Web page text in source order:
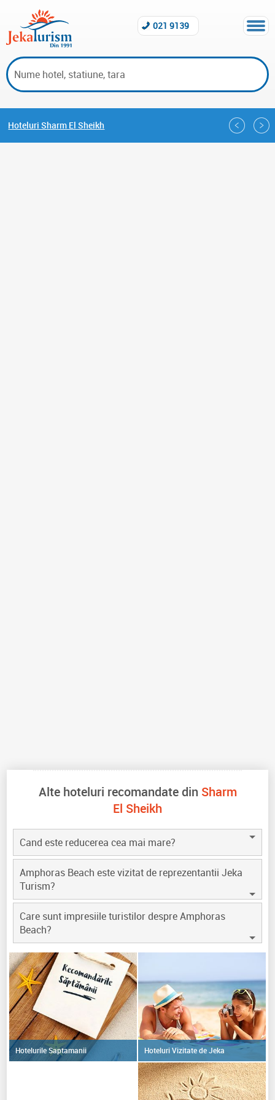
021 9139
Hoteluri Sharm El Sheikh
Alte hoteluri recomandate din Sharm
El Sheikh
Cand este reducerea cea mai mare?
Amphoras Beach este vizitat de reprezentantii Jeka
Turism?
Care sunt impresiile turistilor despre Amphoras
Beach?
Hotelurile Saptamanii Hoteluri Vizitate de Jeka